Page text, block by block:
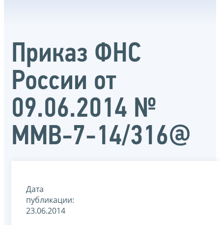
Приказ ФНС
России от
09.06.2014 №
ММВ-7-14/316@
Дата
публикации:
23.06.2014